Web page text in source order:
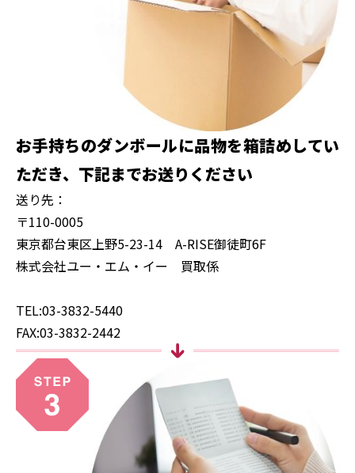
お手持ちのダンボールに品物を箱詰めしてい
ただき、 下記までお送りください
送り先：
〒110-0005
東京都台東区上野5-23-14 A-RISE御徒町6F
株式会社ユー・エム・イー 買取係
TEL:03-3832-5440
FAX:03-3832-2442